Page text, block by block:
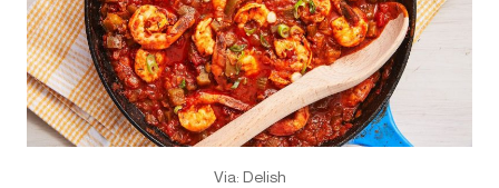
Via: Delish